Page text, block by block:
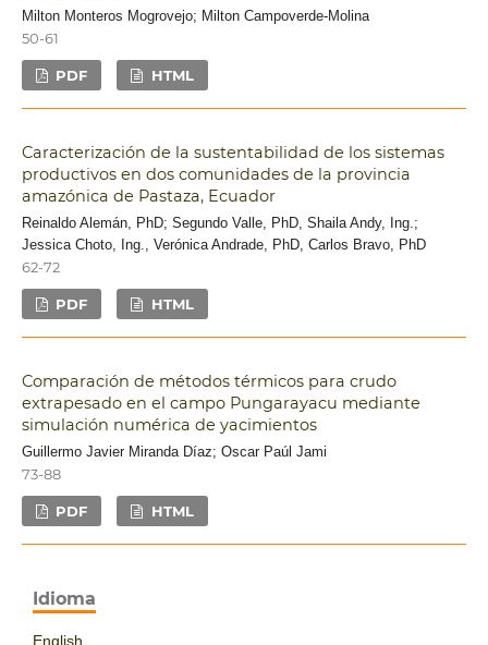
Milton Monteros Mogrovejo; Milton Campoverde-Molina
50-61
PDF HTML
Caracterización de la sustentabilidad de los sistemas
productivos en dos comunidades de la provincia
amazónica de Pastaza, Ecuador
Reinaldo Alemán, PhD; Segundo Valle, PhD, Shaila Andy, Ing.;
Jessica Choto, Ing., Verónica Andrade, PhD, Carlos Bravo, PhD
62-72
PDF HTML
Comparación de métodos térmicos para crudo
extrapesado en el campo Pungarayacu mediante
simulación numérica de yacimientos
Guillermo Javier Miranda Díaz; Oscar Paúl Jami
73-88
PDF HTML
Idioma
English